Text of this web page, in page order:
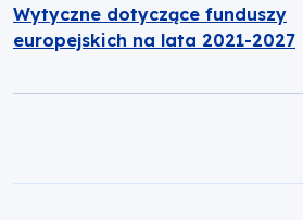
Wytyczne dotyczące funduszy
europejskich na lata 2021-2027